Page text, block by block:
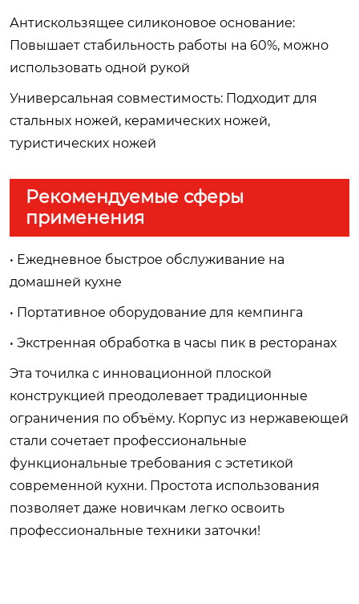
Антискользящее силиконовое основание:
Повышает стабильность работы на 60%, можно
использовать одной рукой
Универсальная совместимость: Подходит для
стальных ножей, керамических ножей,
туристических ножей
Рекомендуемые сферы
применения
• Ежедневное быстрое обслуживание на
домашней кухне
• Портативное оборудование для кемпинга
• Экстренная обработка в часы пик в ресторанах
Эта точилка с инновационной плоской
конструкцией преодолевает традиционные
ограничения по объёму. Корпус из нержавеющей
стали сочетает профессиональные
функциональные требования с эстетикой
современной кухни. Простота использования
позволяет даже новичкам легко освоить
профессиональные техники заточки!